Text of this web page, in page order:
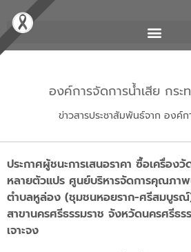
องค์การจัดการน้ำเสีย กระ
ข่าวสารประชาสัมพันธ์จาก องค์ก
ประกาศผู้ชนะการเสนอราคา ซื้อเครื่อ
หลายตัวแปร ศูนย์บริหารจัดการคุณภาพ
ตำบลหูล่อง (ชุมชนหอยราก-ศรีสมบูรณ์
สาขานครศรีธรรมราช จังหวัดนครศรีธร
เจาะจง